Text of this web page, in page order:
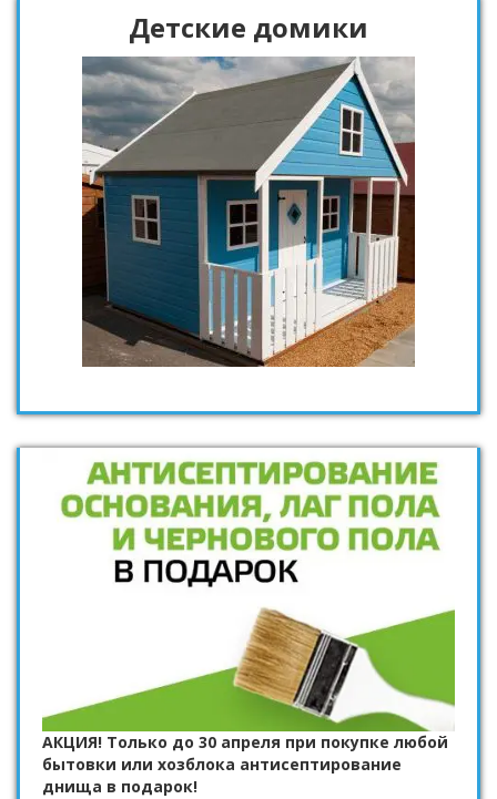
Детские домики
АКЦИЯ! Только до 30 апреля при покупке любой
бытовки или хозблока антисептирование
днища в подарок!